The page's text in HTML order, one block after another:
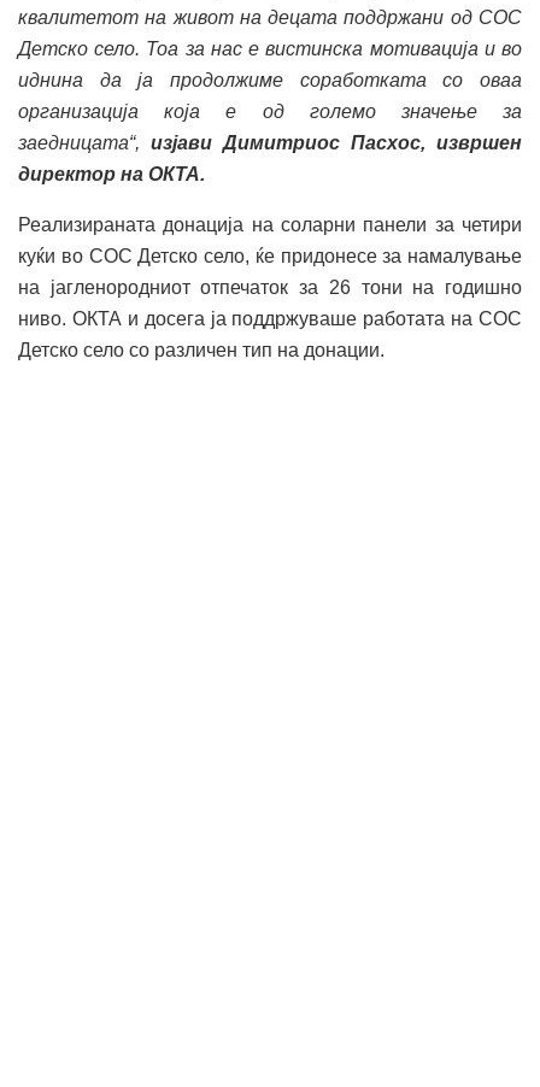
квалитетот на живот на децата поддржани од СОС
Детско село. Тоа за нас е вистинска мотивација и во
иднина да ја продолжиме соработката со оваа
организација која е од големо значење за
заедницата“, изјави Димитриос Пасхос, извршен
директор на ОКТА.
Реализираната донација на соларни панели за четири
куќи во СОС Детско село, ќе придонесе за намалување
на јагленородниот отпечаток за 26 тони на годишно
ниво. ОКТА и досега ја поддржуваше работата на СОС
Детско село со различен тип на донации.